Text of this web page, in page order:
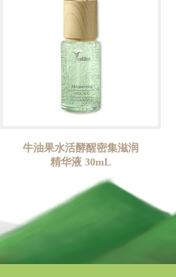
牛油果水活酵醒密集滋润
精华液 30mL